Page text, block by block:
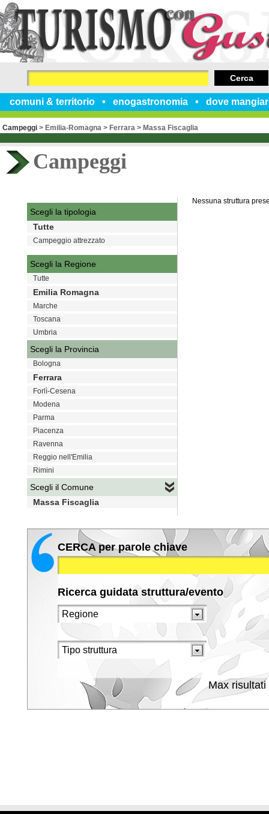
comuni & territorio enogastronomia dove
Cerca
Campeggi > Emilia-Romagna > Ferrara > Massa Fiscaglia
Campeggi
Nessuna struttura
Scegli la tipologia
Tutte
Campeggio attrezzato
Scegli la Regione
Tutte
Emilia Romagna
Marche
Toscana
Umbria
Scegli la Provincia
Bologna
Ferrara
Forlì-Cesena
Modena
Parma
Piacenza
Ravenna
Reggio nell'Emilia
Rimini
Scegli il Comune
Massa Fiscaglia
CERCA per parole chiave
Ricerca guidata struttura/evento
Max risultati